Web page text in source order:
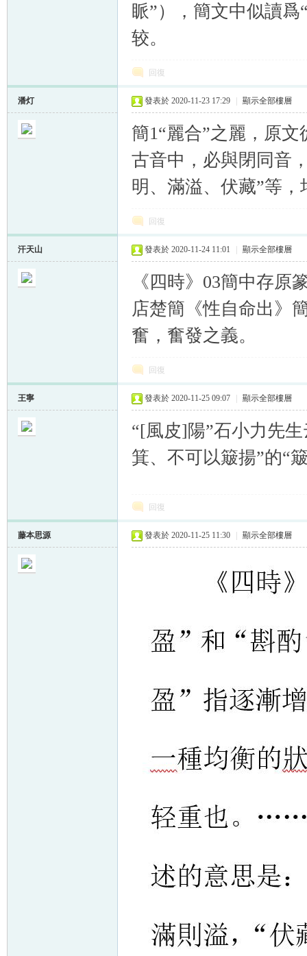
眽”），簡文中似讀爲
较。
回復
潘灯 發表於 2020-11-23 17:29 顯示全部樓層
簡1“麗合”之麗，原
古音中，必與閉同音
明、滿溢、伏藏”等
回復
汗天山 發表於 2020-11-24 11:01 顯示全部樓層
《四時》03簡中存原
店楚簡《性自命出》
奮，奮發之義。
回復
王寧 發表於 2020-11-25 09:07 顯示全部樓層
“[風皮]陽”石小力先生
箕、不可以簸揚”的“
回復
藤本思源 發表於 2020-11-25 11:30 顯示全部樓層